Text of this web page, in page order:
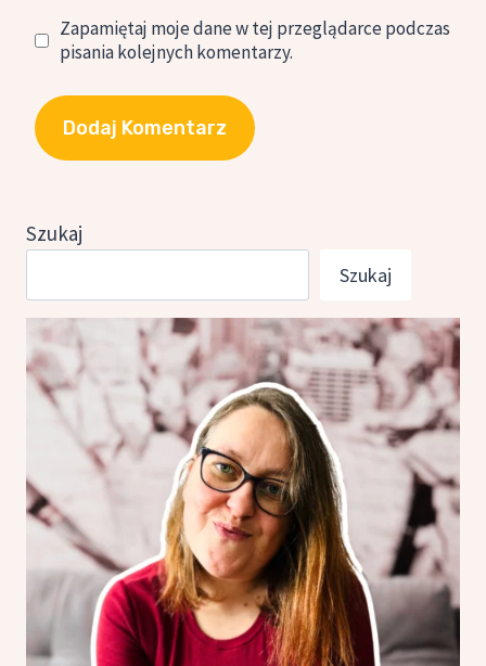
Zapamiętaj moje dane w tej przeglądarce podczas
pisania kolejnych komentarzy.
Szukaj
Szukaj